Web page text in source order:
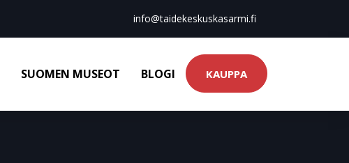
info@taidekeskuskasarmi.fi
SUOMEN MUSEOT BLOGI KAUPPA